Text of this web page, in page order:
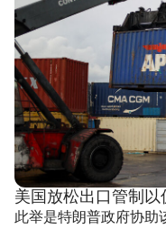
美国放松出口管制
此举是特朗普政府协助